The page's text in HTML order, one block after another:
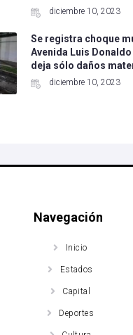
diciembre 10, 2023
Se registra choque
Avenida Luis
deja sólo daños
diciembre 10, 2023
Navegación
Inicio
Estados
Capital
Deportes